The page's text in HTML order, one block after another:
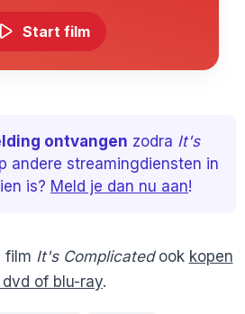
Start film
ontvangen zodra It's
andere streamingdiensten in
is? Meld je dan nu aan!
film It's Complicatedook kopen
dvd of blu-ray.